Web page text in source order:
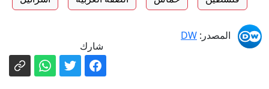
المصدر: DW
شارك